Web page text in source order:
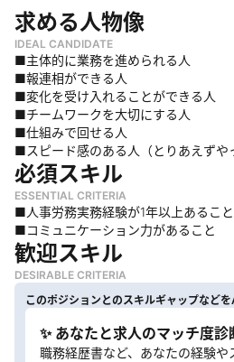
求める人物像
IDEAL CANDIDATE
■主体的に業務を進められる人
■報連相ができる人
■変化を受け入れることができる人
■チームワークを大切にする人
■仕組みで回せる人
■スピード感のある人（とりあえずや
必須スキル
ESSENTIAL CRITERIA
■人事労務実務経験が1年以上あること
■コミュニケーション力があること
歓迎スキル
DESIRABLE CRITERIA
このポジションとのスキルギャップなど
✨ あなたと求人のマッチ度診
職務経歴書など、あなたの経験や